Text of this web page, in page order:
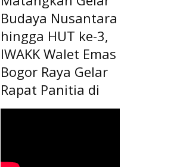
Budaya Nusantara
hingga HUT ke-3,
IWAKK Walet Emas
Bogor Raya Gelar
Rapat Panitia di